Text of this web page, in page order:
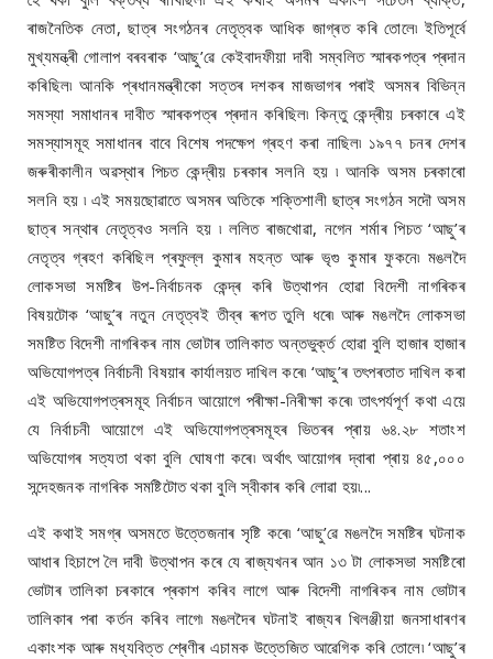
ৰাজনৈতিক নেতা, ছাত্ৰ সংগঠনৰ নেতৃত্বক আধিক জাগ্ৰত কৰি তোলে৷ ইতিপূৰ্বে
মুখ্যমন্ত্ৰী গোলাপ বৰবৰাক ‘আছু’ৱে কেইবাদফীয়া দাবী সম্বলিত স্মাৰকপত্ৰ প্ৰদান
কৰিছিল৷ আনকি প্ৰধানমন্ত্ৰীকো সত্তৰ দশকৰ মাজভাগৰ পৰাই অসমৰ বিভিন্ন
সমস্যা সমাধানৰ দাবীত স্মাৰকপত্ৰ প্ৰদান কৰিছিল৷ কিন্তু কেন্দ্ৰীয় চৰকাৰে এই
সমস্যাসমূহ সমাধানৰ বাবে বিশেষ পদক্ষেপ গ্ৰহণ কৰা নাছিল৷ ১৯৭৭ চনৰ দেশৰ
জৰুৰীকালীন অৱস্থাৰ পিচত কেন্দ্ৰীয় চৰকাৰ সলনি হয় ৷ আনকি অসম চৰকাৰো
সলনি হয় ৷ এই সময়ছোৱাতে অসমৰ অতিকে শক্তিশালী ছাত্ৰ সংগঠন সদৌ অসম
ছাত্ৰ সন্থাৰ নেতৃত্বও সলনি হয় ৷ ললিত ৰাজখোৱা, নগেন শৰ্মাৰ পিচত ‘আছু’ৰ
নেতৃত্ব গ্ৰহণ কৰিছিল প্ৰফুল্ল কুমাৰ মহন্ত আৰু ভৃগু কুমাৰ ফুকনে৷ মঙলদৈ
লোকসভা সমষ্টিৰ উপ-নিৰ্বাচনক কেন্দ্ৰ কৰি উত্থাপন হোৱা বিদেশী নাগৰিকৰ
বিষয়টোক ‘আছু’ৰ নতুন নেতৃত্বই তীব্ৰ ৰূপত তুলি ধৰে৷ আৰু মঙলদৈ লোকসভা
সমষ্টিত বিদেশী নাগৰিকৰ নাম ভোটাৰ তালিকাত অন্তভুৰ্ক্ত হোৱা বুলি হাজাৰ হাজাৰ
অভিযোগপত্ৰ নিৰ্বাচনী বিষয়াৰ কাৰ্যালয়ত দাখিল কৰে৷ ‘আছু’ৰ তৎপৰতাত দাখিল কৰা
এই অভিযোগপত্ৰসমূহ নিৰ্বাচন আয়োগে পৰীক্ষা-নিৰীক্ষা কৰে৷ তাৎপৰ্যপূৰ্ণ কথা এয়ে
যে নিৰ্বাচনী আয়োগে এই অভিযোগপত্ৰসমূহৰ ভিতৰৰ প্ৰায় ৬৪.২৮ শতাংশ
অভিযোগৰ সত্যতা থকা বুলি ঘোষণা কৰে৷ অৰ্থাৎ আয়োগৰ দ্বাৰা প্ৰায় ৪৫,০০০
সন্দেহজনক নাগৰিক সমষ্টিটোত থকা বুলি স্বীকাৰ কৰি লোৱা হয়৷...
এই কথাই সমগ্ৰ অসমতে উত্তেজনাৰ সৃষ্টি কৰে৷ ‘আছু’ৱে মঙলদৈ সমষ্টিৰ ঘটনাক
আধাৰ হিচাপে লৈ দাবী উত্থাপন কৰে যে ৰাজ্যখনৰ আন ১৩ টা লোকসভা সমষ্টিৰো
ভোটাৰ তালিকা চৰকাৰে প্ৰকাশ কৰিব লাগে আৰু বিদেশী নাগৰিকৰ নাম ভোটাৰ
তালিকাৰ পৰা কৰ্তন কৰিব লাগে৷ মঙলদৈৰ ঘটনাই ৰাজ্যৰ খিলঞ্জীয়া জনসাধাৰণৰ
একাংশক আৰু মধ্যবিত্ত শ্ৰেণীৰ এচামক উত্তেজিত আৱেগিক কৰি তোলে৷ ‘আছু’ৰ